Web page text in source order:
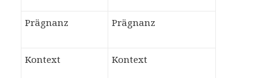
Prägnanz Prägnanz
Kontext Kontext